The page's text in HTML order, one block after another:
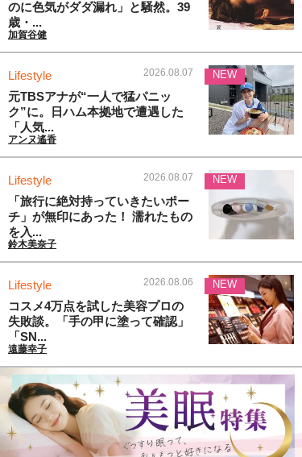
のに色気がダダ漏れ」と騒然。39
歳・...
加賀谷健
Lifestyle 2026.08.07
元TBSアナが“一人で猛パニッ
ク”に。日ハム本拠地で遭遇した
「人気...
アンヌ遙香
NEW
Lifestyle 2026.08.07
「旅行に絶対持っていきたいポー
チ」が無印にあった！ 濡れたもの
を入...
鈴木美奈子
NEW
Lifestyle 2026.08.06
コスメ4万点を試した美容プロの
失敗談。「手の甲に塗って確認」
「SN...
遠藤幸子
NEW